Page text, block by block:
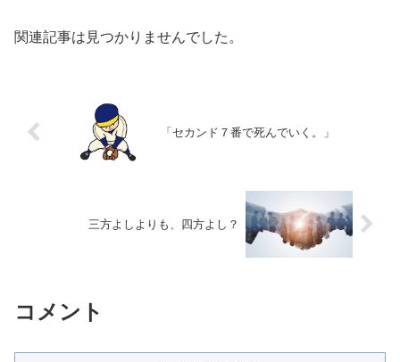
関連記事は見つかりませんでした。
「セカンド７番で死んでいく。」
三方よしよりも、四方よし？
コメント